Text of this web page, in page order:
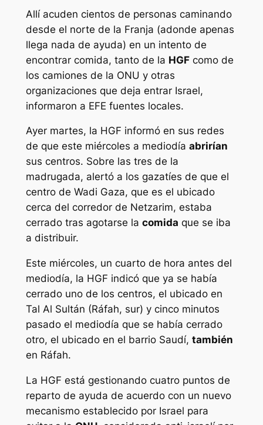
Allí acuden cientos de personas caminando
desde el norte de la Franja (adonde apenas
llega nada de ayuda) en un intento de
encontrar comida, tanto de la HGFcomo de
los camiones de la ONU y otras
organizaciones que deja entrar Israel,
informaron a EFE fuentes locales.
Ayer martes, la HGF informó en sus redes
de que este miércoles a mediodía abrirían
sus centros. Sobre las tres de la
madrugada, alertó a los gazatíes de que el
centro de Wadi Gaza, que es el ubicado
cerca del corredor de Netzarim, estaba
cerrado tras agotarse la comida que se iba
a distribuir.
Este miércoles, un cuarto de hora antes del
mediodía, la HGF indicó que ya se había
cerrado uno de los centros, el ubicado en
Tal Al Sultán (Ráfah, sur) y cinco minutos
pasado el mediodía que se había cerrado
otro, el ubicado en el barrio Saudí, también
en Ráfah.
La HGF está gestionando cuatro puntos de
reparto de ayuda de acuerdo con un nuevo
mecanismo establecido por Israel para